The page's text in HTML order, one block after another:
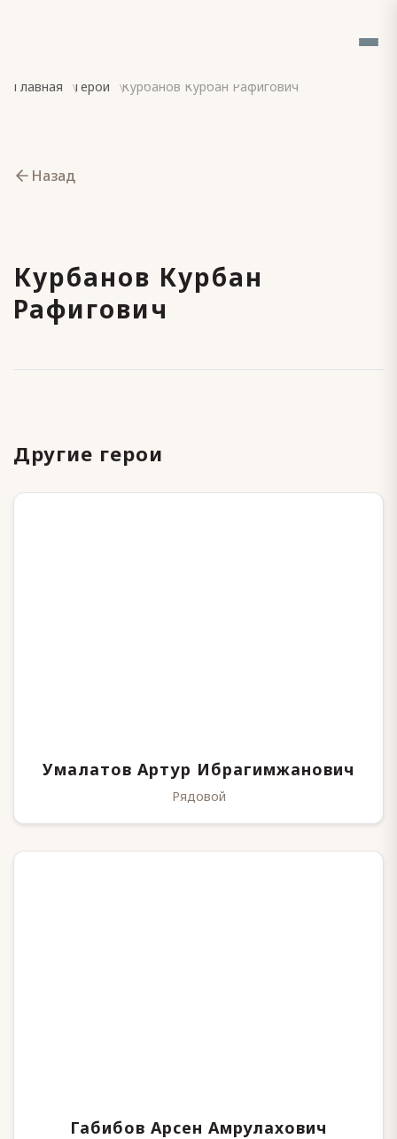
Главная Герои Курбанов Курбан Рафигович
Назад
Курбанов Курбан
Рафигович
Другие герои
Умалатов Артур Ибрагимжанович
Рядовой
Габибов Арсен Амрулахович